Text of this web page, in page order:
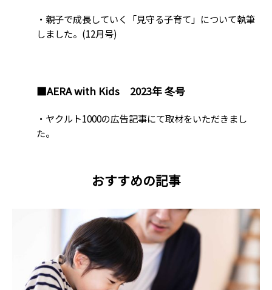
・親子で成長していく「見守る子育て」について執筆
しました。(12月号)
■AERA with Kids 2023年 冬号
・ヤクルト1000の広告記事にて取材をいただきまし
た。
おすすめの記事